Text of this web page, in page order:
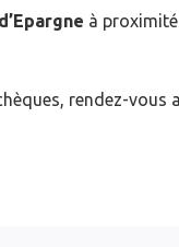
à
rendez-vous